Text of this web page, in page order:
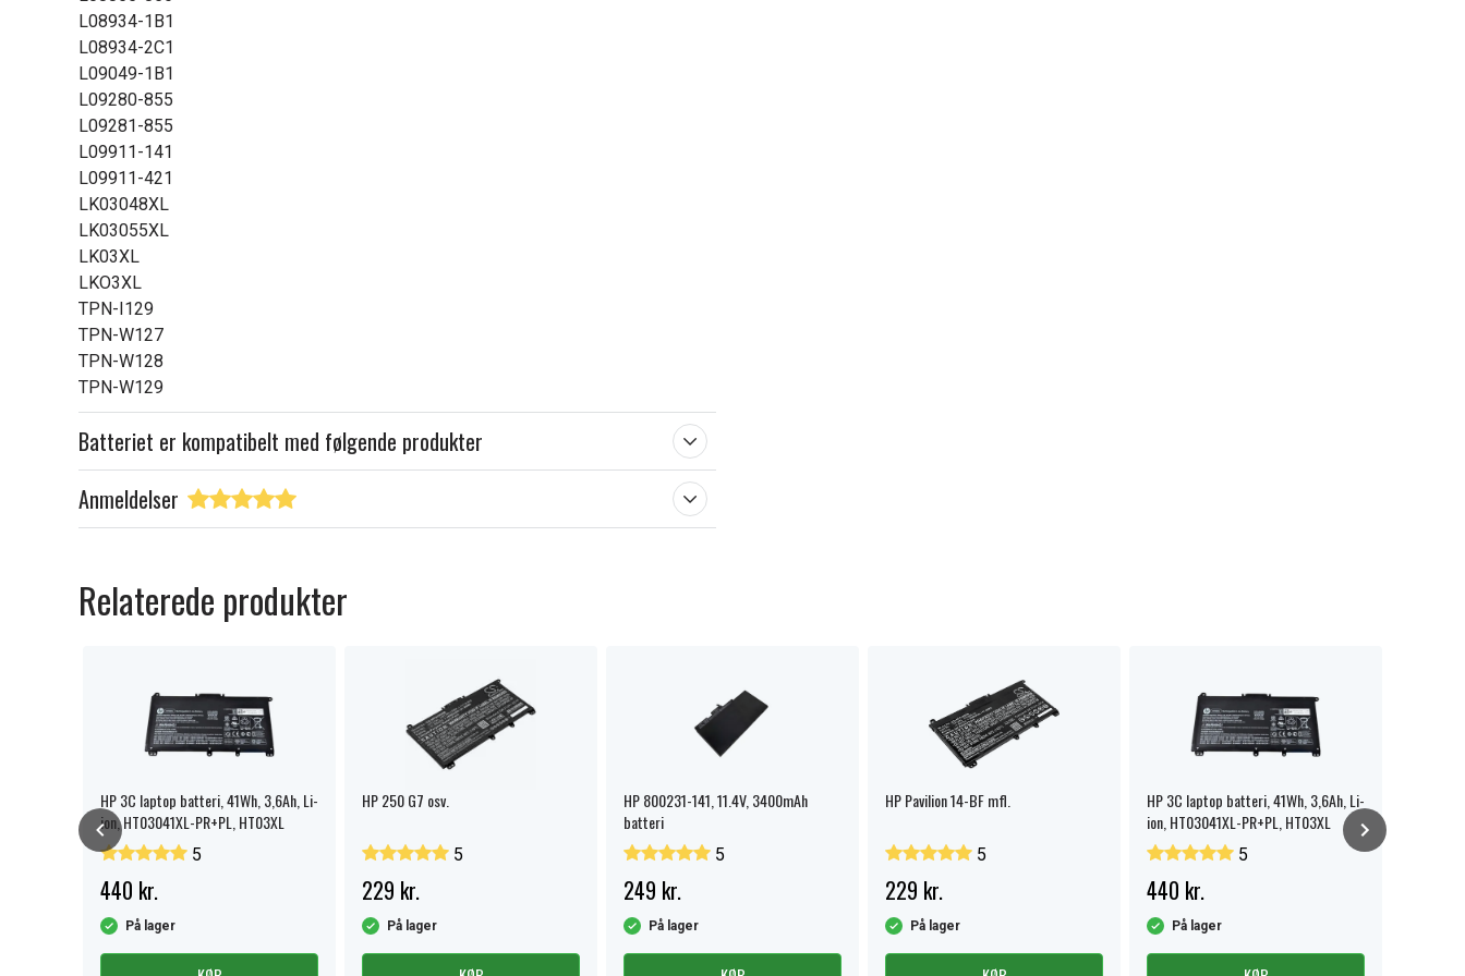
L08934-1B1
L08934-2C1
L09049-1B1
L09280-855
L09281-855
L09911-141
L09911-421
LK03048XL
LK03055XL
LK03XL
LKO3XL
TPN-I129
TPN-W127
TPN-W128
TPN-W129
Batteriet er kompatibelt med følgende produkter
Anmeldelser
Relaterede produkter
HP 3C laptop batteri, 41Wh, 3,6Ah, Li-
ion, HT03041XL-PR+PL, HT03XL
5
440 kr.
På lager
HP 250 G7 osv.
5
229 kr.
På lager
HP 800231-141, 11.4V, 3400mAh
batteri
5
249 kr.
På lager
HP Pavilion 14-BF mfl.
5
229 kr.
På lager
HP 3C laptop batteri, 41Wh, 3,6Ah, Li-
ion, HT03041XL-PR+PL, HT03XL
5
440 kr.
På lager